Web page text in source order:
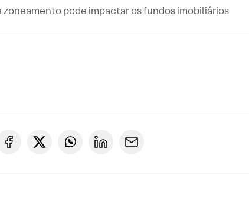
zoneamento pode impactar os fundos imobiliários